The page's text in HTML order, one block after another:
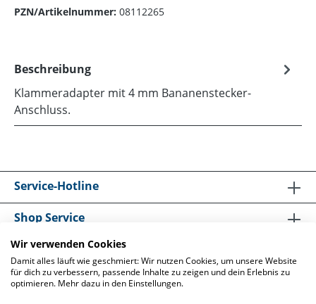
PZN/Artikelnummer: 08112265
Beschreibung
Klammeradapter mit 4 mm Bananenstecker-
Anschluss.
Service-Hotline
Shop Service
Informationen
Wir verwenden Cookies
Damit alles läuft wie geschmiert: Wir nutzen Cookies, um unsere Website
für dich zu verbessern, passende Inhalte zu zeigen und dein Erlebnis zu
optimieren. Mehr dazu in den Einstellungen.